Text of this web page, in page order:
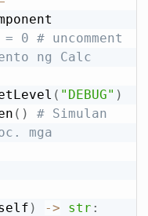
0 # uncomment
ng Calc
( "DEBUG" )
( )
# Simulan
mga
) -> str :